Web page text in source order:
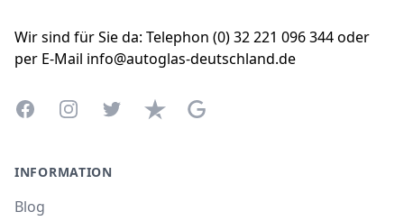
Wir sind für Sie da: Telephon (0) 32 221 096 344 oder
per E-Mail info@autoglas-deutschland.de
FacebookInstagramTwitterTrustpilotGoogle Business Profile
INFORMATION
Blog